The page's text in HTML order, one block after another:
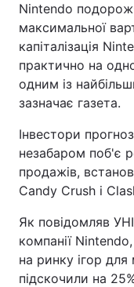
Nintendo
максимальної
капіталізація
практично на
одним із
зазначає газета.
Інвестори
незабаром поб'є
продажів,
Candy Crush і
Як повідомляв
компанії
на ринку ігор для
підскочили на